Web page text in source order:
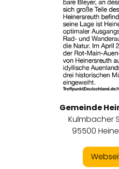
Gemeinde
Kulmbacher
95500